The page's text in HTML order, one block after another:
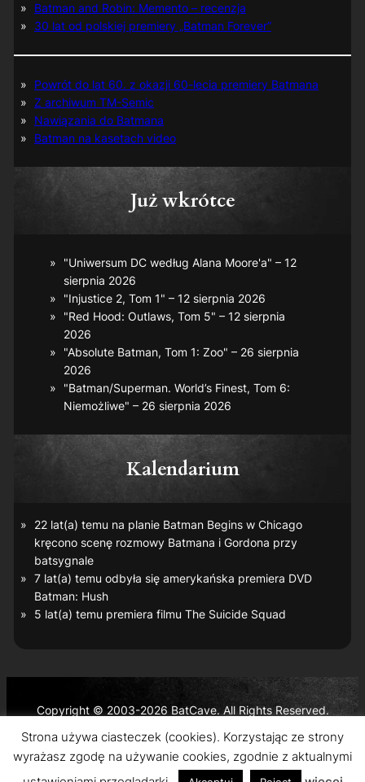
Batman and Robin: Memento – recenzja
30 lat od polskiej premiery „Batman Forever”
Powrót do lat 60. z okazji 60-lecia premiery Batmana
Z archiwum TM-Semic
Nawiązania do Batmana
Batman na kasetach video
Już wkrótce
"Uniwersum DC według Alana Moore'a" – 12
sierpnia 2026
"Injustice 2, Tom 1" – 12 sierpnia 2026
"Red Hood: Outlaws, Tom 5" – 12 sierpnia
2026
"Absolute Batman, Tom 1: Zoo" – 26 sierpnia
2026
"Batman/Superman. World’s Finest, Tom 6:
Niemożliwe" – 26 sierpnia 2026
Kalendarium
22 lat(a) temu na planie Batman Beginsw Chicago
kręcono scenę rozmowy Batmana i Gordona przy
batsygnale
7 lat(a) temu odbyła się amerykańska premiera DVD
Batman: Hush
5 lat(a) temu premiera filmu The Suicide Squad
Copyright © 2003-2026 BatCave. All Rights Reserved.
trademarks of © DC Comics and Warner Bros. Entertainment
Inc.
Strona używa ciasteczek (cookies). Korzystając ze strony
wyrażasz zgodę na używanie cookies, zgodnie z aktualnymi